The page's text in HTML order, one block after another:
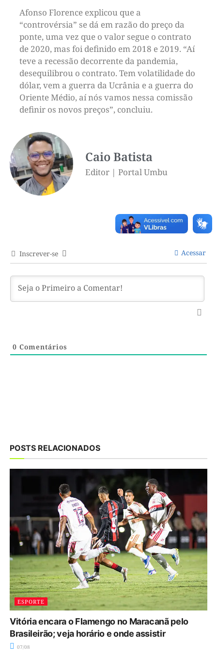
Afonso Florence explicou que a
“controvérsia” se dá em razão do preço da
ponte, uma vez que o valor segue o contrato
de 2020, mas foi definido em 2018 e 2019. “Aí
teve a recessão decorrente da pandemia,
desequilibrou o contrato. Tem volatilidade do
dólar, vem a guerra da Ucrânia e a guerra do
Oriente Médio, aí nós vamos nessa comissão
definir os novos preços”, concluiu.
Caio Batista
Editor | Portal Umbu
Inscrever-se Acessar
0 Comentários
POSTS RELACIONADOS
ESPORTE
Vitória encara o Flamengo no Maracanã pelo
Brasileirão; veja horário e onde assistir
07/08